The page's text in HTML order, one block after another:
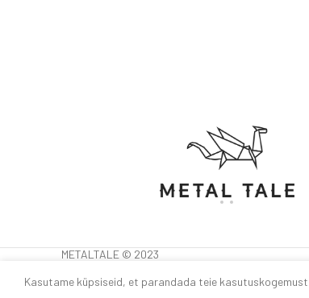
METALTALE © 2023
Kasutame küpsiseid, et parandada teie